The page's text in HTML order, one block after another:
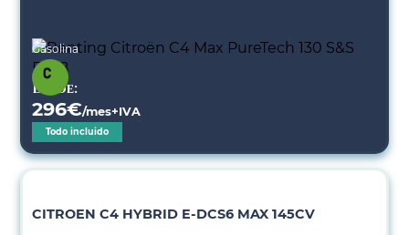
Gasolina
Desde:
296€/mes+IVA
Todo incluido
CITROEN C4 HYBRID E-DCS6 MAX 145CV